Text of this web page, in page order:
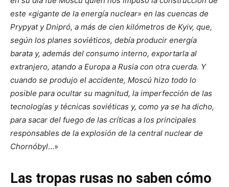
este «gigante de la energía nuclear» en las cuencas de
Prypyat y Dnipró, a más de cien kilómetros de Kyiv, que,
según los planes soviéticos, debía producir energía
barata y, además del consumo interno, exportarla al
extranjero, atando a Europa a Rusia con otra cuerda. Y
cuando se produjo el accidente, Moscú hizo todo lo
posible para ocultar su magnitud, la imperfección de las
tecnologías y técnicas soviéticas y, como ya se ha dicho,
para sacar del fuego de las críticas a los principales
responsables de la explosión de la central nuclear de
Chornóbyl…»
Las tropas rusas no saben cómo